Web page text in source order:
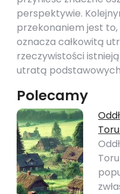
perspektywie.
przekonaniem jest to,
oznacza całkowitą
rzeczywistości
utratą
Polecamy